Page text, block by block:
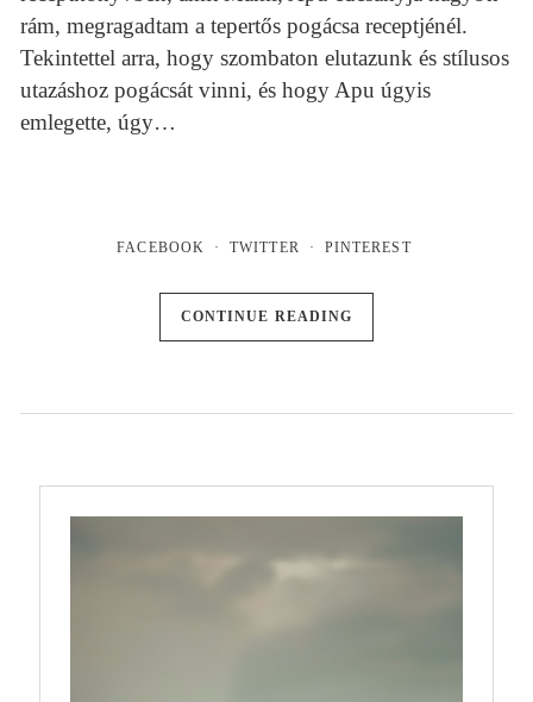
rám, megragadtam a tepertős pogácsa receptjénél.
Tekintettel arra, hogy szombaton elutazunk és stílusos
utazáshoz pogácsát vinni, és hogy Apu úgyis
emlegette, úgy…
FACEBOOK TWITTER PINTEREST
CONTINUE READING